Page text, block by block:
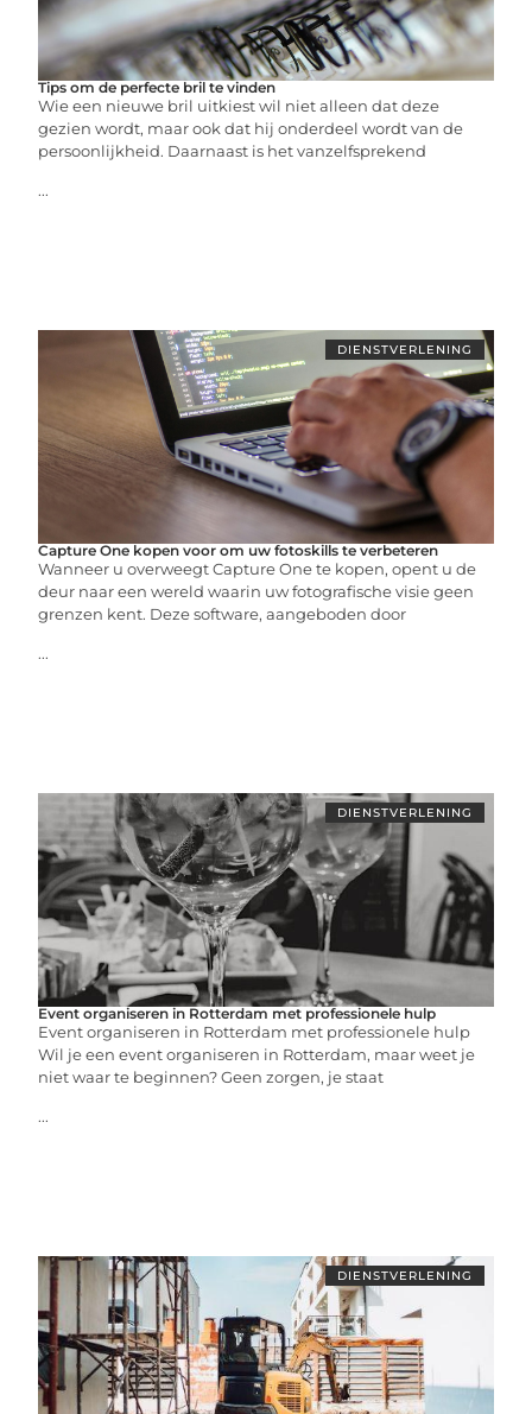
Tips om de perfecte bril te vinden
Wie een nieuwe bril uitkiest wil niet alleen dat deze
gezien wordt, maar ook dat hij onderdeel wordt van de
persoonlijkheid. Daarnaast is het vanzelfsprekend
...
DIENSTVERLENING
Capture One kopen voor om uw fotoskills te verbeteren
Wanneer u overweegt Capture One te kopen, opent u de
deur naar een wereld waarin uw fotografische visie geen
grenzen kent. Deze software, aangeboden door
...
DIENSTVERLENING
Event organiseren in Rotterdam met professionele hulp
Event organiseren in Rotterdam met professionele hulp
Wil je een event organiseren in Rotterdam, maar weet je
niet waar te beginnen? Geen zorgen, je staat
...
DIENSTVERLENING